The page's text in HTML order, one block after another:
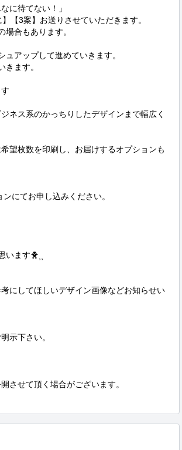
に待てない！」
3案】お送りさせていただきます。
合もあります。
アップして進めていきます。
ます。
ネス系のかっちりしたデザインまで幅広く
望枚数を印刷し、お届けするオプションも
にてお申し込みください。
ます🐥⸒⸒
にしてほしいデザイン画像などお知らせい
示下さい。
させて頂く場合がございます。